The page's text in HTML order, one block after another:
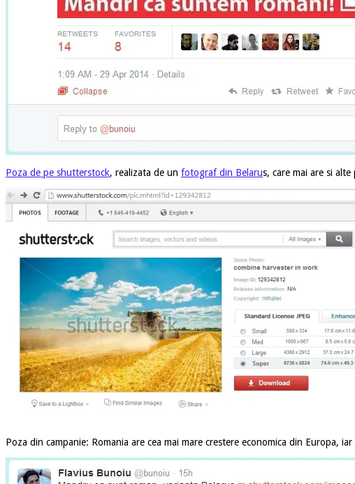
Poza de pe shutterstock, realizata de un fotograf din Belarus, care mai are si
Poza din campanie: Romania are cea mai mare crestere economica din Europa,